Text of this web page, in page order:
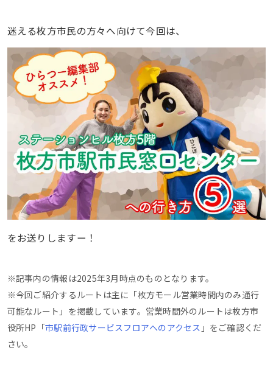
迷える枚方市民の方々へ向けて今回は、
をお送りしますー！
※記事内の情報は2025年3月時点のものとなります。
※今回ご紹介するルートは主に「枚方モール営業時間内のみ通行
可能なルート」を掲載しています。営業時間外のルートは枚方市
役所HP「市駅前行政サービスフロアへのアクセス 」をご確認くだ
さい。